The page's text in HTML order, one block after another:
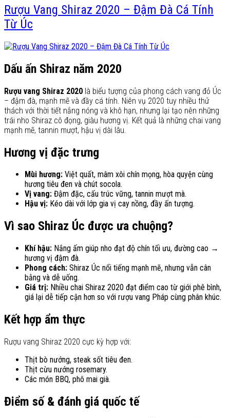
Rượu Vang Shiraz 2020 – Đậm Đà Cá Tính
Từ Úc
Dấu ấn Shiraz năm 2020
Rượu vang Shiraz 2020 là biểu tượng của phong cách vang đỏ Úc
– đậm đà, mạnh mẽ và đầy cá tính. Niên vụ 2020 tuy nhiều thử
thách với thời tiết nắng nóng và khô hạn, nhưng lại tạo nên những
trái nho Shiraz cô đọng, giàu hương vị. Kết quả là những chai vang
mạnh mẽ, tannin mượt, hậu vị dài lâu.
Hương vị đặc trưng
Mùi hương: Việt quất, mâm xôi chín mọng, hòa quyện cùng
hương tiêu đen và chút socola.
Vị vang: Đậm đặc, cấu trúc vững, tannin mượt mà.
Hậu vị: Kéo dài với lớp gia vị cay nồng, đầy ấn tượng.
Vì sao Shiraz Úc được ưa chuộng?
Khí hậu: Nắng ấm giúp nho đạt độ chín tối ưu, đường cao →
hương vị đậm đà.
Phong cách: Shiraz Úc nổi tiếng mạnh mẽ, nhưng vẫn cân
bằng và dễ uống.
Giá trị: Nhiều chai Shiraz 2020 đạt điểm cao từ giới phê bình,
giá lại dễ tiếp cận hơn so với rượu vang Pháp cùng phân khúc.
Kết hợp ẩm thực
Rượu vang Shiraz 2020 cực kỳ hợp với:
Thịt bò nướng, steak sốt tiêu đen.
Thịt cừu nướng rosemary.
Các món BBQ, phô mai già.
Điểm số & đánh giá quốc tế